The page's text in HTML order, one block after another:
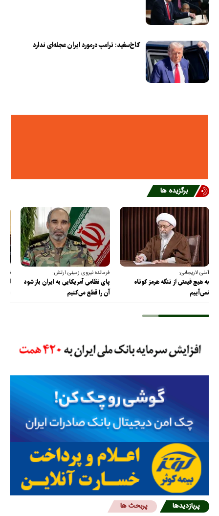
کاخ‌سفید: ترامپ درمورد ایران عجله‌ای ندارد
برگزیده ها
آملی لاریجانی:
به هیچ قیمتی از تنگه هرمز کوتاه
نمی‌آییم
فرمانده نیروی زمینی ارتش:
پای نظامی آمریکایی به ایران باز شود
آن را قطع می‌کنیم
از
پربازدیدها پربحث ها